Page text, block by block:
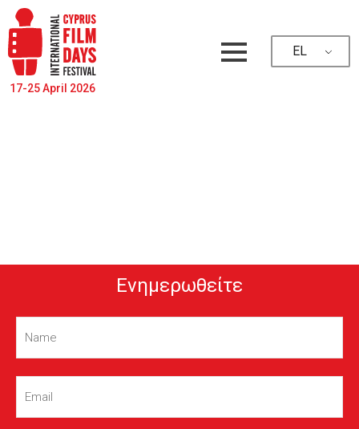
17-25 April 2026
EL
Ενημερωθείτε
Name(Required)
Email(Required)